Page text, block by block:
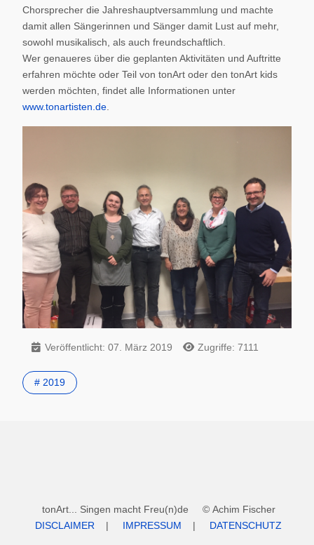
Chorsprecher die Jahreshauptversammlung und machte
damit allen Sängerinnen und Sänger damit Lust auf mehr,
sowohl musikalisch, als auch freundschaftlich.
Wer genaueres über die geplanten Aktivitäten und Auftritte
erfahren möchte oder Teil von tonArt oder den tonArt kids
werden möchten, findet alle Informationen unter
www.tonartisten.de
Veröffentlicht: 07. März 2019 Zugriffe: 7111
# 2019
tonArt... Singen macht Freu(n)de © Achim Fischer
DISCLAIMER | IMPRESSUM | DATENSCHUTZ